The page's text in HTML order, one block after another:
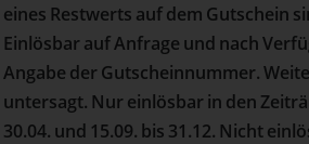
eines Restwerts auf dem Gutschein
Einlösbar auf Anfrage und nach
Angabe der Gutscheinnummer.
untersagt. Nur einlösbar in den
30.04. und 15.09. bis 31.12. Nicht